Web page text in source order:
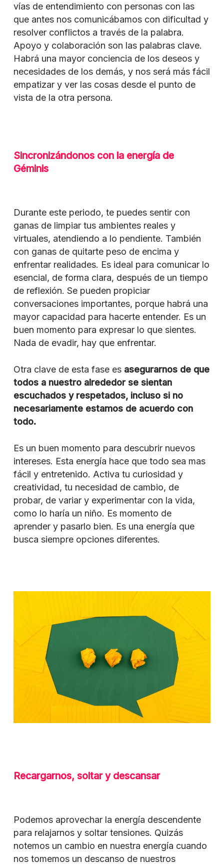
vías de entendimiento con personas con las
que antes nos comunicábamos con dificultad y
resolver conflictos a través de la palabra.
Apoyo y colaboración son las palabras clave.
Habrá una mayor conciencia de los deseos y
necesidades de los demás, y nos será más fácil
empatizar y ver las cosas desde el punto de
vista de la otra persona.
Sincronizándonos con la energía de
Géminis
Durante este periodo, te puedes sentir con
ganas de limpiar tus ambientes reales y
virtuales, atendiendo a lo pendiente. También
con ganas de quitarte peso de encima y
enfrentar realidades. Es ideal para comunicar lo
esencial, de forma clara, después de un tiempo
de reflexión. Se pueden propiciar
conversaciones importantes, porque habrá una
mayor capacidad para hacerte entender. Es un
buen momento para expresar lo que sientes.
Nada de evadir, hay que enfrentar.
Otra clave de esta fase es asegurarnos de que
todos a nuestro alrededor se sientan
escuchados y respetados, incluso si no
necesariamente estamos de acuerdo con
todo.
Es un buen momento para descubrir nuevos
intereses. Esta energía hace que todo sea mas
fácil y entretenido. Activa tu curiosidad y
creatividad, tu necesidad de cambio, de
probar, de variar y experimentar con la vida,
como lo haría un niño. Es momento de
aprender y pasarlo bien. Es una energía que
busca siempre opciones diferentes.
Recargarnos, soltar y descansar
Podemos aprovechar la energía descendente
para relajarnos y soltar tensiones. Quizás
notemos un cambio en nuestra energía cuando
nos tomemos un descanso de nuestros